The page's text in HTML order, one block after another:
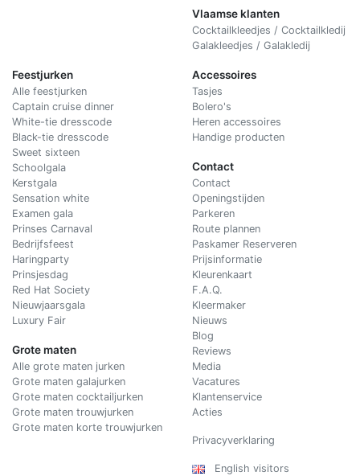
Vlaamse klanten
Cocktailkleedjes / Cocktailkledij
Galakleedjes / Galakledij
Feestjurken
Alle feestjurken
Captain cruise dinner
White-tie dresscode
Black-tie dresscode
Sweet sixteen
Schoolgala
Kerstgala
Sensation white
Examen gala
Prinses Carnaval
Bedrijfsfeest
Haringparty
Prinsjesdag
Red Hat Society
Nieuwjaarsgala
Luxury Fair
Grote maten
Alle grote maten jurken
Grote maten galajurken
Grote maten cocktailjurken
Grote maten trouwjurken
Grote maten korte trouwjurken
Accessoires
Tasjes
Bolero's
Heren accessoires
Handige producten
Contact
Contact
Openingstijden
Parkeren
Route plannen
Paskamer Reserveren
Prijsinformatie
Kleurenkaart
F.A.Q.
Kleermaker
Nieuws
Blog
Reviews
Media
Vacatures
Klantenservice
Acties
Privacyverklaring
English visitors